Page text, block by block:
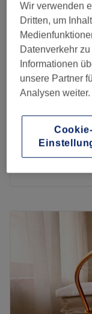
The
4,9
Eschersheim,
Auf Karte
45 Min.
35 Min.
Anti Cellulite
30 Min.
Sonntag
Wir verwenden
Dritten, um
Datenverkehr
Informationen
unsere Partner
Analysen weiter.
Cookie-